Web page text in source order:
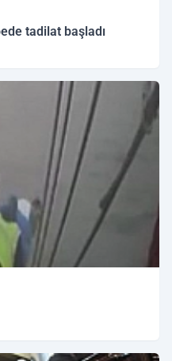
tadilat başladı